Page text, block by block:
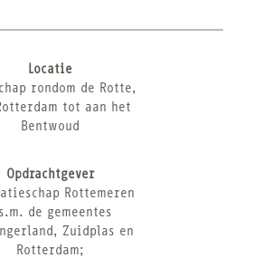
Locatie
rondom de Rotte,
tot aan het
Bentwoud
Opdrachtgever
Rottemeren
de gemeentes
Zuidplas en
Rotterdam;